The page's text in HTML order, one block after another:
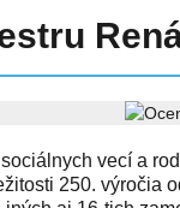
vecí a
250. výročia